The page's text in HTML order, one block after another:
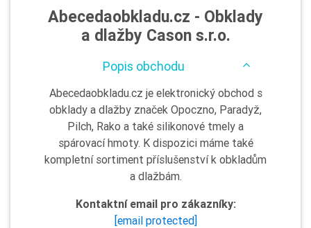
Abecedaobkladu.cz - Obklady
a dlažby Cason s.r.o.
Popis obchodu
Abecedaobkladu.cz je elektronický obchod s
obklady a dlažby značek Opoczno, Paradyž,
Pilch, Rako a také silikonové tmely a
spárovací hmoty. K dispozici máme také
kompletní sortiment příslušenství k obkladům
a dlažbám.
Kontaktní email pro zákazníky:
[email protected]